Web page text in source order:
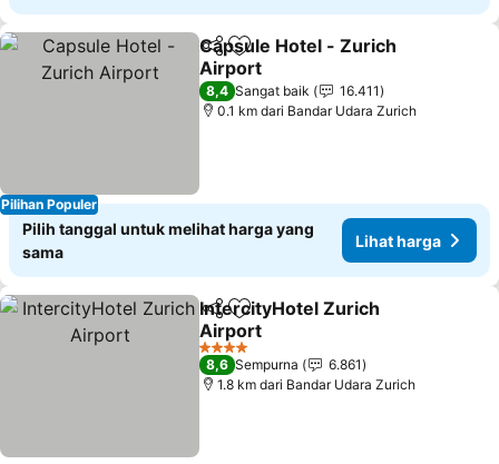
Pilihan Populer
BagikanTambahkan ke favorit
Capsule Hotel - Zurich
Airport
8,4 Sangat baik
16.411
0.1 km dari Bandar Udara Zurich
Pilih tanggal untuk melihat harga yang
sama
Lihat harga
BagikanTambahkan ke favorit
IntercityHotel Zurich
Airport
4 Bintang
8,6 Sempurna
6.861
1.8 km dari Bandar Udara Zurich